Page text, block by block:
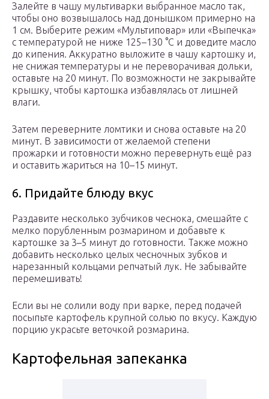
Залейте в чашу мультиварки выбранное масло так,
чтобы оно возвышалось над донышком примерно на
1 см. Выберите режим «Мультиповар» или «Выпечка»
с температурой не ниже 125–130 °С и доведите масло
до кипения. Аккуратно выложите в чашу картошку и,
не снижая температуры и не переворачивая дольки,
оставьте на 20 минут. По возможности не закрывайте
крышку, чтобы картошка избавлялась от лишней
влаги.
Затем переверните ломтики и снова оставьте на 20
минут. В зависимости от желаемой степени
прожарки и готовности можно перевернуть ещё раз
и оставить жариться на 10–15 минут.
6. Придайте блюду вкус
Раздавите несколько зубчиков чеснока, смешайте с
мелко порубленным розмарином и добавьте к
картошке за 3–5 минут до готовности. Также можно
добавить несколько целых чесночных зубков и
нарезанный кольцами репчатый лук. Не забывайте
перемешивать!
Если вы не солили воду при варке, перед подачей
посыпьте картофель крупной солью по вкусу. Каждую
порцию украсьте веточкой розмарина.
Картофельная запеканка